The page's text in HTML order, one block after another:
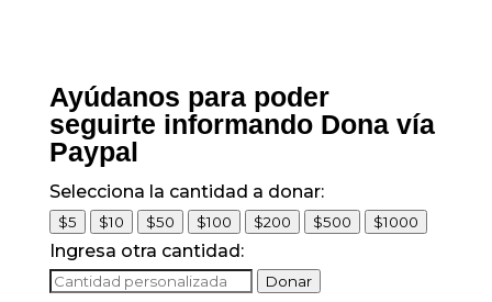
Ayúdanos para poder
seguirte informando Dona vía
Paypal
Selecciona la cantidad a donar:
$5 $10 $50 $100 $200 $500 $1000
Ingresa otra cantidad:
Donar